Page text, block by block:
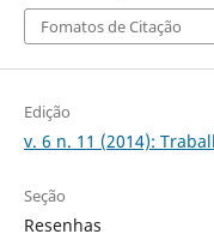
Fomatos de Citação
Edição
v. 6 n. 11 (2014):
Seção
Resenhas